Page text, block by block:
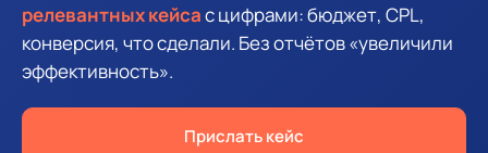
релевантных кейсас цифрами: бюджет, CPL,
конверсия, что сделали. Без отчётов «увеличили
эффективность».
Прислать кейс